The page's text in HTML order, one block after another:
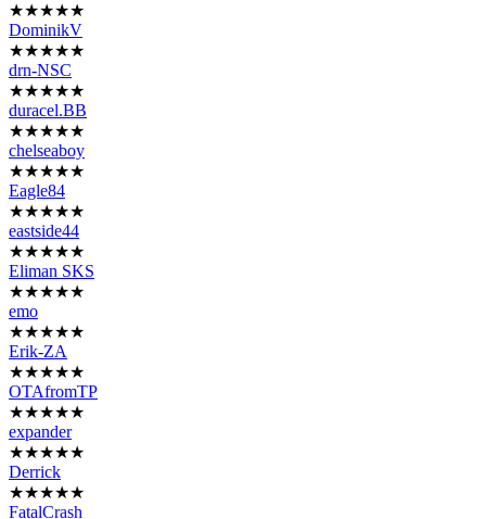
★★★★★
DominikV
★★★★★
drn-NSC
★★★★★
duracel.BB
★★★★★
chelseaboy
★★★★★
Eagle84
★★★★★
eastside44
★★★★★
Eliman SKS
★★★★★
emo
★★★★★
Erik-ZA
★★★★★
OTAfromTP
★★★★★
expander
★★★★★
Derrick
★★★★★
FatalCrash